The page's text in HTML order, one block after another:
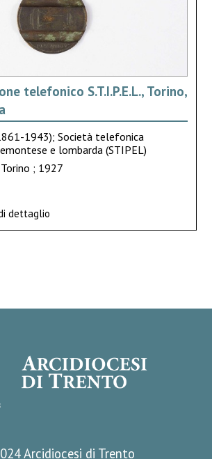
telefonico S.T.I.P.E.L., Torino,
1943); Società telefonica
e lombarda (STIPEL)
; 1927
dettaglio
Arcidiocesi di Trento